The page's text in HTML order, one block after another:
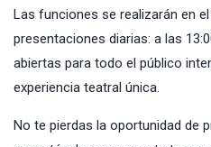
Las funciones se realizarán en
presentaciones diarias: a las
abiertas para todo el público
experiencia teatral única.
No te pierdas la oportunidad de